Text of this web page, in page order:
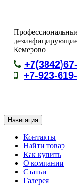
дезинфицирующие
Кемерово
+7-923-
Навигация
Контакты
Найти товар
Как купить
О компании
Статьи
Галерея